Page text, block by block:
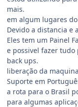
mais.
em algum lugares
Devido a distancia e
Eles tem um Painel
e possivel fazer
back ups.
liberação da
Suporte em
a rota para o Brasil
para algumas